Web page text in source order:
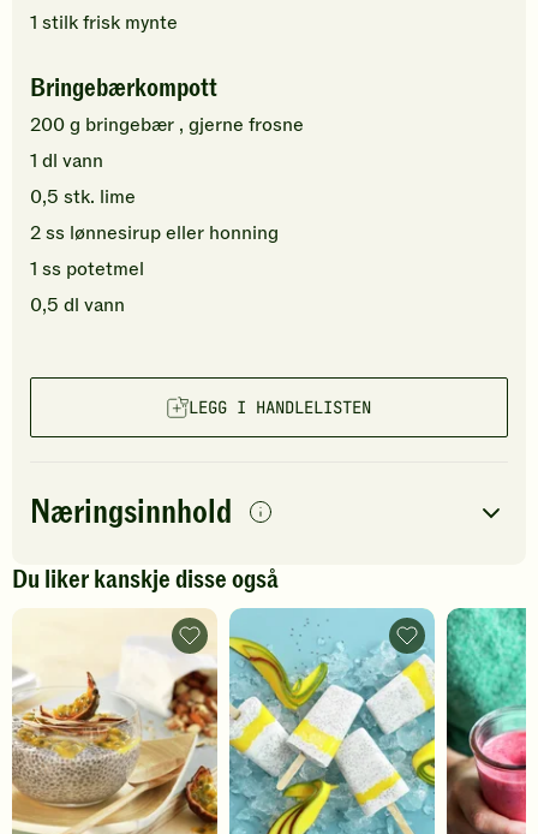
1 stilkfrisk mynte
Bringebærkompott
200g bringebær , gjerne frosne
1 dl vann
0,5 stk. lime
2ss lønnesirupeller honning
1 ss potetmel
0,5 dl vann
LEGG I HANDLELISTEN
Næringsinnhold
per porsjon
Navn på
antall
Energi 309kcal
14g
Protein
6g
Karbohydrater
33g
Du liker kanskje disse også
Chiapudding
med
pasjonsfrukt
og
kokos
-
legg
til
favoritter
Kokosis
med
chiafrø
og
mango
-
legg
til
favoritter